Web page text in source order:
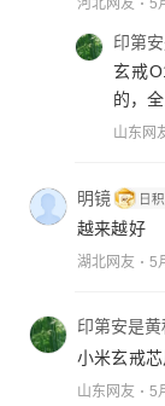
印第
玄戒
的，
山东网
明镜
越来越好
湖北网友 5
印第安是黄
小米玄戒芯
山东网友 5